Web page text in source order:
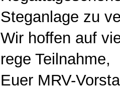
Steganlage zu
Wir hoffen auf
rege Teilnahme,
Euer MRV-